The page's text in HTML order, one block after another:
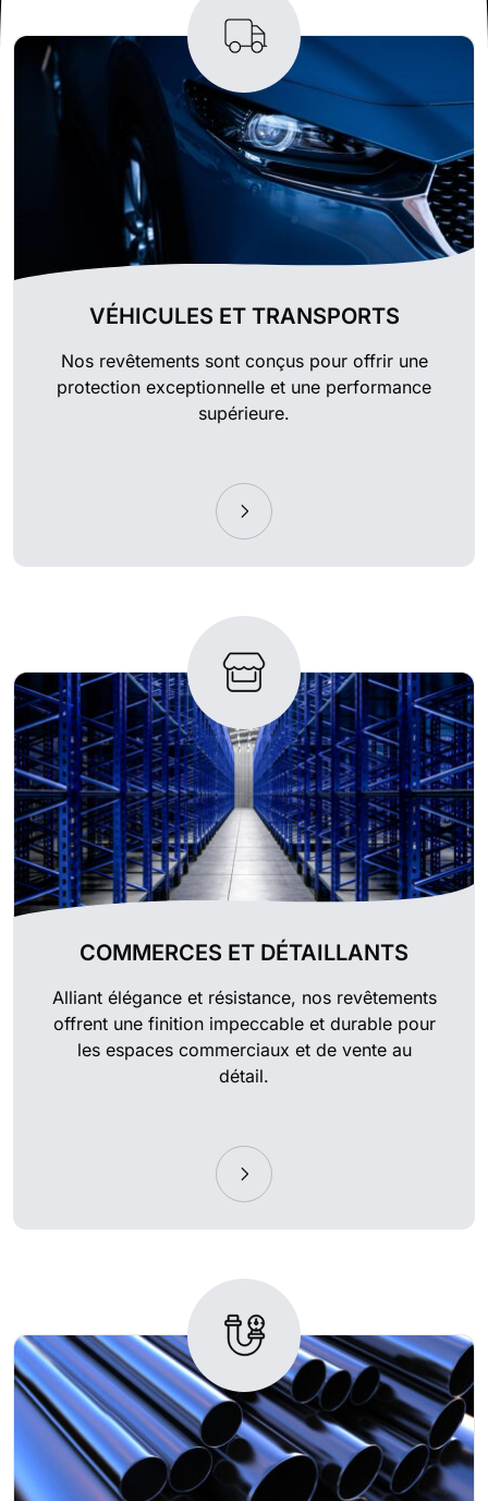
VÉHICULES ET TRANSPORTS
Nos revêtements sont conçus pour offrir une
protection exceptionnelle et une performance
supérieure.
COMMERCES ET DÉTAILLANTS
Alliant élégance et résistance, nos revêtements
offrent une finition impeccable et durable pour
les espaces commerciaux et de vente au
détail.